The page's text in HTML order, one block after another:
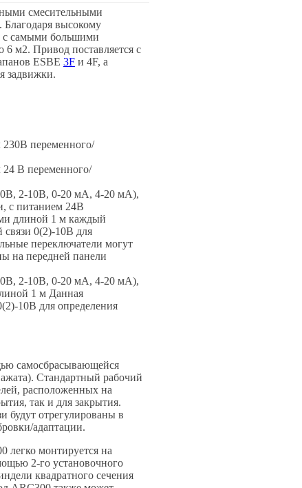
смесительными
Благодаря высокому
с самыми большими
м2. Привод поставляется с
ESBE 3F и 4F, а
задвижки.
переменного/
В переменного/
2-10В, 0-20 мА, 4-20 мА),
с питанием 24В
длиной 1 м каждый
0(2)-10В для
переключатели могут
на передней панели
2-10В, 0-20 мА, 4-20 мА),
1 м Данная
10В для определения
самосбрасывающейся
Стандартный рабочий
расположенных на
так и для закрытия.
будут отрегулированы в
адаптации.
легко монтируется на
2-го установочного
квадратного сечения